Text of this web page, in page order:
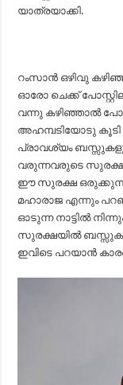
യാത്രയാക്കി.
റംസാൻ ഒഴിവു
ഓരോ ചെക്ക്
വന്നു കഴിഞ്ഞാൽ
അഹമ്പടിയോടു കൂടി
പ്രാവശ്യം
വരുന്നവരുടെ
ഈ സുരക്ഷ ഒരുക്കുന്നത്
മഹാരാജ എന്നും
ഓടുന്ന നാട്ടിൽ
സുരക്ഷയിൽ
ഇവിടെ പറയാൻ